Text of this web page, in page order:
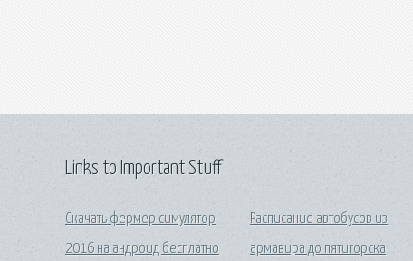
Links to Important Stuff
Скачать фермер симулятор
2016 на андроид бесплатно
Расписание автобусов из
армавира до пятигорска